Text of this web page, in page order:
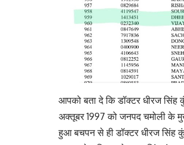
आपको बता दे कि डॉक्टर धीरज सिंह
अक्तूबर 1997 को जनपद चमोली के
हुआ बचपन से ही डॉक्टर धीरज सिंह